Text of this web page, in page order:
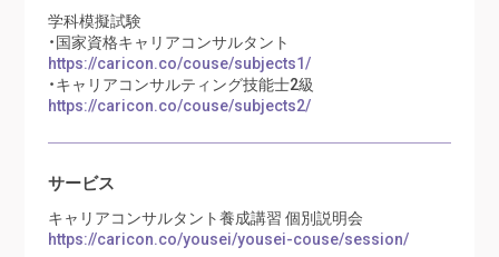
学科模擬試験
・国家資格キャリアコンサルタント
https://caricon.co/couse/subjects1/
・キャリアコンサルティング技能士2級
https://caricon.co/couse/subjects2/
サービス
キャリアコンサルタント養成講習 個別説明会
https://caricon.co/yousei/yousei-couse/session/